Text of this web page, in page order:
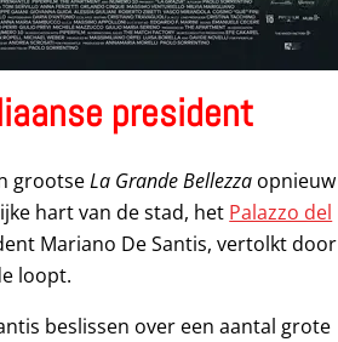
president
grootseLa Grande Bellezza opnieuw
hart van de stad, het Palazzo del
Mariano De Santis, vertolkt door
loopt.
beslissen over een aantal grote